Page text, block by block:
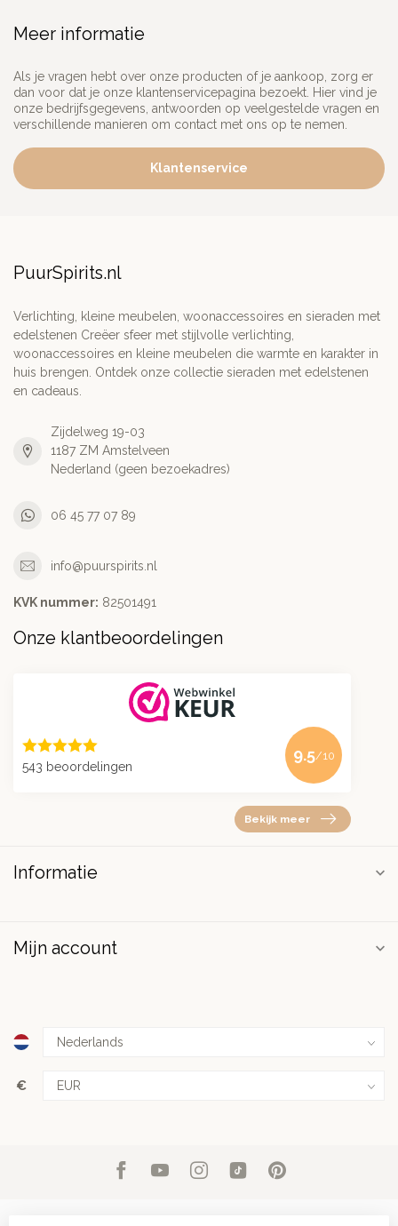
Meer informatie
Als je vragen hebt over onze producten of je aankoop, zorg er
dan voor dat je onze klantenservicepagina bezoekt. Hier vind je
onze bedrijfsgegevens, antwoorden op veelgestelde vragen en
verschillende manieren om contact met ons op te nemen.
Klantenservice
PuurSpirits.nl
Verlichting, kleine meubelen, woonaccessoires en sieraden met
edelstenen Creëer sfeer met stijlvolle verlichting,
woonaccessoires en kleine meubelen die warmte en karakter in
huis brengen. Ontdek onze collectie sieraden met edelstenen
en cadeaus.
Zijdelweg 19-03
1187 ZM Amstelveen
Nederland (geen bezoekadres)
06 45 77 07 89
info@puurspirits.nl
KVK nummer: 82501491
Onze klantbeoordelingen
543 beoordelingen
9.5/10
Bekijk meer
Informatie
Mijn account
€